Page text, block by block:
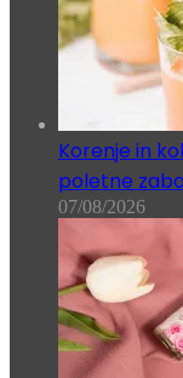
Korenje in
poletne
07/08/2026